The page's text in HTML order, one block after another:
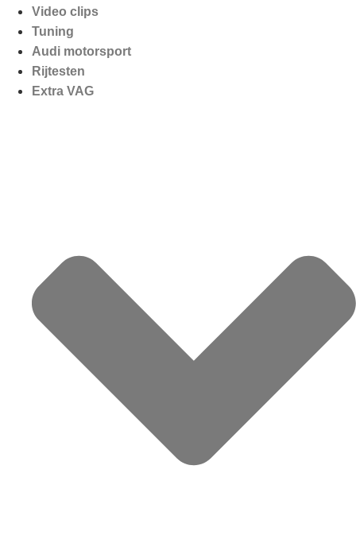
Video clips
Tuning
Audi motorsport
Rijtesten
Extra VAG